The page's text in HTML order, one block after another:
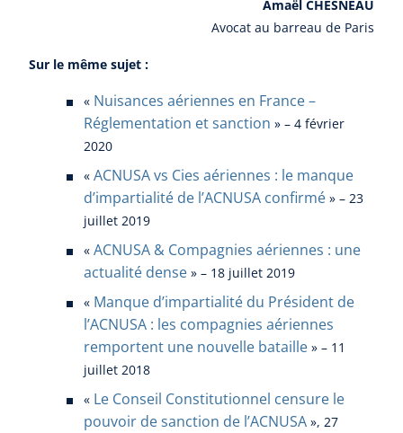
Amaël CHESNEAU
Avocat au barreau de Paris
Sur le même sujet :
« Nuisances aériennes en France –
Réglementation et sanction » – 4 février
2020
« ACNUSA vs Cies aériennes : le manque
d’impartialité de l’ACNUSA confirmé» – 23
juillet 2019
« ACNUSA & Compagnies aériennes : une
actualité dense» – 18 juillet 2019
« Manque d’impartialité du Président de
l’ACNUSA : les compagnies aériennes
remportent une nouvelle bataille» – 11
juillet 2018
« Le Conseil Constitutionnel censure le
pouvoir de sanction de l’ACNUSA», 27